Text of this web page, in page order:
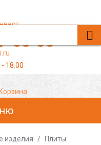
03-05
- 18:00
Корзина
изделия /
Плиты